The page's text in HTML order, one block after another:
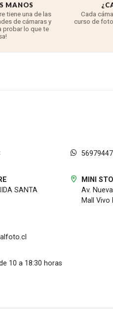
MANOS
tiene una de las
de cámaras y
probar lo que te
Cada
curso de
SANTA
MINI
Av.
Mall Vivo
10 a 18:30 horas